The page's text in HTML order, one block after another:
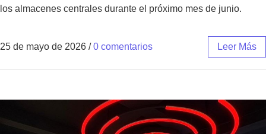
los almacenes centrales durante el próximo mes de junio.
25 de mayo de 2026 / 0 comentarios Leer Más